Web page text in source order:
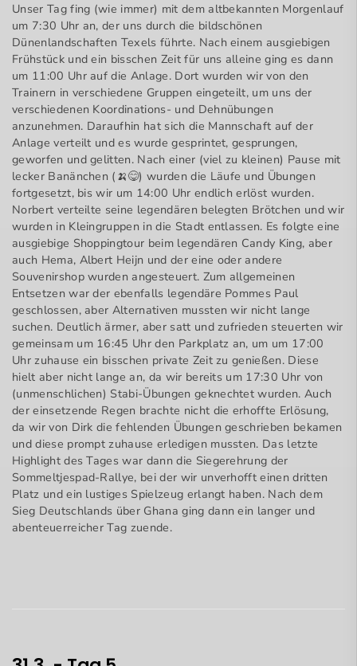
Unser Tag fing (wie immer) mit dem altbekannten Morgenlauf
um 7:30 Uhr an, der uns durch die bildschönen
Dünenlandschaften Texels führte. Nach einem ausgiebigen
Frühstück und ein bisschen Zeit für uns alleine ging es dann
um 11:00 Uhr auf die Anlage. Dort wurden wir von den
Trainern in verschiedene Gruppen eingeteilt, um uns der
verschiedenen Koordinations- und Dehnübungen
anzunehmen. Daraufhin hat sich die Mannschaft auf der
Anlage verteilt und es wurde gesprintet, gesprungen,
geworfen und gelitten. Nach einer (viel zu kleinen) Pause mit
lecker Banänchen (🍌😋) wurden die Läufe und Übungen
fortgesetzt, bis wir um 14:00 Uhr endlich erlöst wurden.
Norbert verteilte seine legendären belegten Brötchen und wir
wurden in Kleingruppen in die Stadt entlassen. Es folgte eine
ausgiebige Shoppingtour beim legendären Candy King, aber
auch Hema, Albert Heijn und der eine oder andere
Souvenirshop wurden angesteuert. Zum allgemeinen
Entsetzen war der ebenfalls legendäre Pommes Paul
geschlossen, aber Alternativen mussten wir nicht lange
suchen. Deutlich ärmer, aber satt und zufrieden steuerten wir
gemeinsam um 16:45 Uhr den Parkplatz an, um um 17:00
Uhr zuhause ein bisschen private Zeit zu genießen. Diese
hielt aber nicht lange an, da wir bereits um 17:30 Uhr von
(unmenschlichen) Stabi-Übungen geknechtet wurden. Auch
der einsetzende Regen brachte nicht die erhoffte Erlösung,
da wir von Dirk die fehlenden Übungen geschrieben bekamen
und diese prompt zuhause erledigen mussten. Das letzte
Highlight des Tages war dann die Siegerehrung der
Sommeltjespad-Rallye, bei der wir unverhofft einen dritten
Platz und ein lustiges Spielzeug erlangt haben. Nach dem
Sieg Deutschlands über Ghana ging dann ein langer und
abenteuerreicher Tag zuende.